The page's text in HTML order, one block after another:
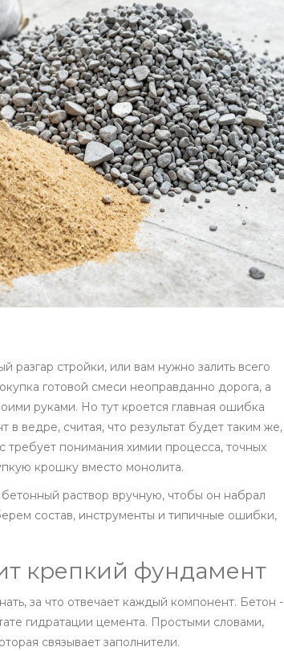
разгар стройки, или вам нужно залить всего
готовой смеси неоправданно дорога, а
руками. Но тут кроется главная ошибка
ведре, считая, что результат будет таким же,
требует понимания химии процесса, точных
крошку вместо монолита.
бетонный раствор вручную, чтобы он набрал
состав, инструменты и типичные ошибки,
крепкий фундамент
за что отвечает каждый компонент. Бетон -
гидратации цемента. Простыми словами,
связывает заполнители.